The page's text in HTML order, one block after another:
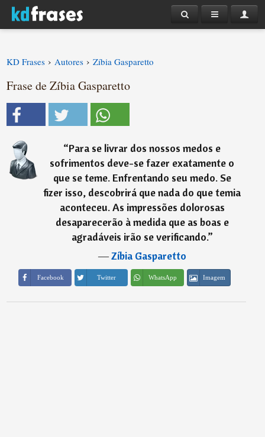
KD Frases › Autores › Zíbia Gasparetto
Frase de Zíbia Gasparetto
“Para se livrar dos nossos medos e
sofrimentos deve-se fazer exatamente o
que se teme. Enfrentando seu medo. Se
fizer isso, descobrirá que nada do que temia
aconteceu. As impressões dolorosas
desaparecerão à medida que as boas e
agradáveis irão se verificando.”
―Zíbia Gasparetto
Facebook Twitter WhatsApp Imagem